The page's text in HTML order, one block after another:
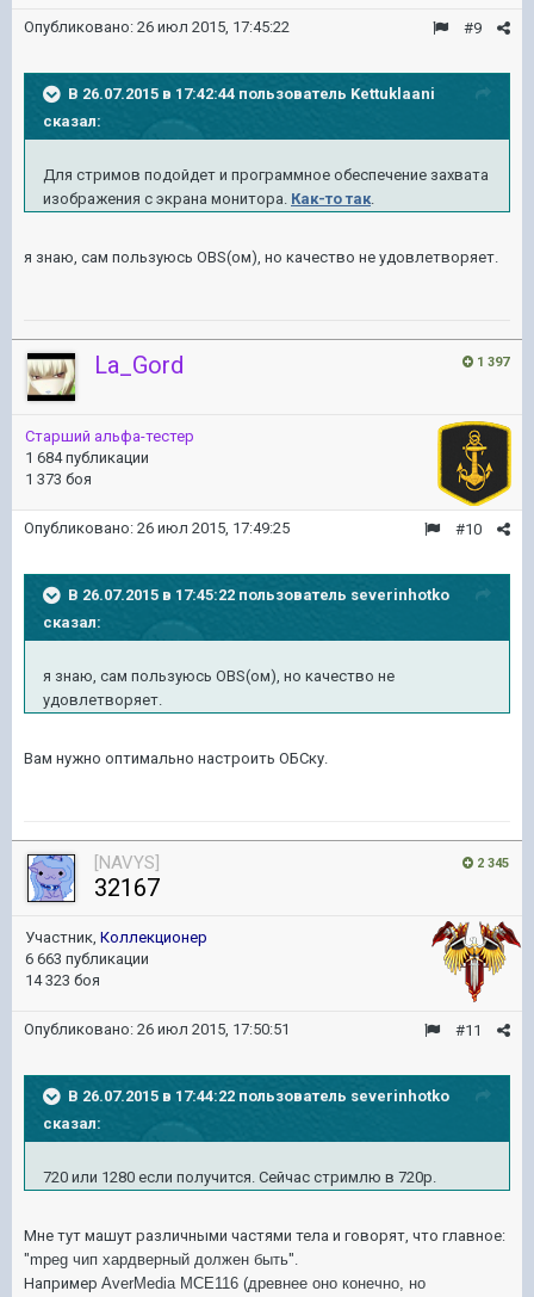
#9
Опубликовано: 26 июл 2015, 17:45:22
В 26.07.2015 в 17:42:44 пользователь Kettuklaani
сказал:
Для стримов подойдет и программное обеспечение захвата
изображения с экрана монитора. Как-то так.
я знаю, сам пользуюсь OBS(ом), но качество не удовлетворяет.
1 397
La_Gord
Старший альфа-тестер
1 684 публикации
1 373 боя
#10
Опубликовано: 26 июл 2015, 17:49:25
В 26.07.2015 в 17:45:22 пользователь severinhotko
сказал:
я знаю, сам пользуюсь OBS(ом), но качество не
удовлетворяет.
Вам нужно оптимально настроить ОБСку.
2 345
[NAVYS]
32167
Участник, Коллекционер
6 663 публикации
14 323 боя
#11
Опубликовано: 26 июл 2015, 17:50:51
В 26.07.2015 в 17:44:22 пользователь severinhotko
сказал:
720 или 1280 если получится. Сейчас стримлю в 720p.
Мне тут машут различными частями тела и говорят, что главное:
"mpeg чип хардверный должен быть".
Например AverMedia MCE116 (древнее оно конечно, но